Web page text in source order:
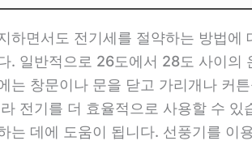
하면서도 전기세를 절약하는 방법
. 일반적으로 26도에서 28도 사이
는 창문이나 문을 닫고 가리개나 커
전기를 더 효율적으로 사용할 수
는 데에 도움이 됩니다. 선풍기를 이